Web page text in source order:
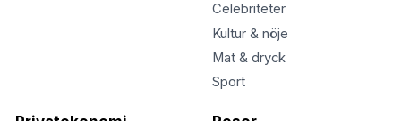
Celebriteter
Kultur & nöje
Mat & dryck
Sport